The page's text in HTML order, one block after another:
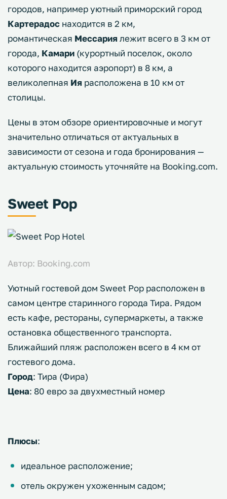
городов, например уютный приморский город
Картерадос находится в 2 км,
романтическая Мессария лежит всего в 3 км от
города, Камари (курортный поселок, около
которого находится аэропорт) в 8 км, а
великолепная Ия расположена в 10 км от
столицы.
Цены в этом обзоре ориентировочные и могут
значительно отличаться от актуальных в
зависимости от сезона и года бронирования —
актуальную стоимость уточняйте на Booking.com.
Sweet Pop
Автор: Booking.com
Уютный гостевой дом Sweet Pop расположен в
самом центре старинного города Тира. Рядом
есть кафе, рестораны, супермаркеты, а также
остановка общественного транспорта.
Ближайший пляж расположен всего в 4 км от
гостевого дома.
Город: Тира (Фира)
Цена: 80 евро за двухместный номер
Плюсы:
идеальное расположение;
отель окружен ухоженным садом;